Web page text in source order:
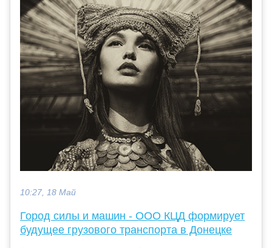
10:27, 18 Май
Город силы и машин - ООО КЦД формирует
будущее грузового транспорта в Донецке